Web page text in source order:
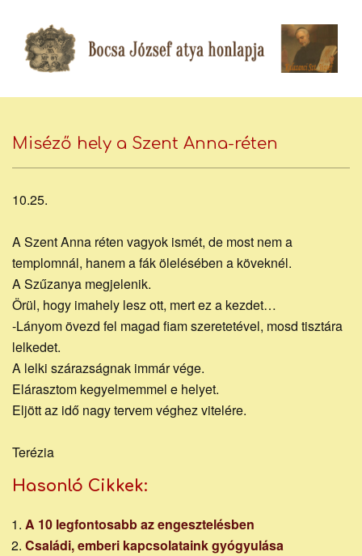
content
Bocsa
József
piarista
atya
honlapja
MenuMiséző hely a Szent Anna-réten
10.25.
A Szent Anna réten vagyok ismét, de most nem a
templomnál, hanem a fák ölelésében a köveknél.
A Szűzanya megjelenik.
Örül, hogy imahely lesz ott, mert ez a kezdet…
-Lányom övezd fel magad fiam szeretetével, mosd tisztára
lelkedet.
A lelki szárazságnak immár vége.
Elárasztom kegyelmemmel e helyet.
Eljött az idő nagy tervem véghez vitelére.
Terézia
Hasonló Cikkek:
A 10 legfontosabb az engesztelésben
Családi, emberi kapcsolataink gyógyulása